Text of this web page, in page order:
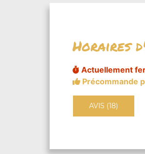
Horaires
Actuellement
Précommande
AVIS (18)